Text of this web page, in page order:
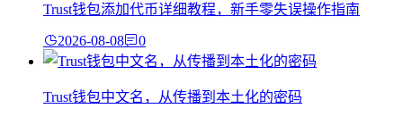
Trust钱包添加代币详细教程，新手零失误操作指南
2026-08-08 0
Trust钱包中文名，从传播到本土化的密码